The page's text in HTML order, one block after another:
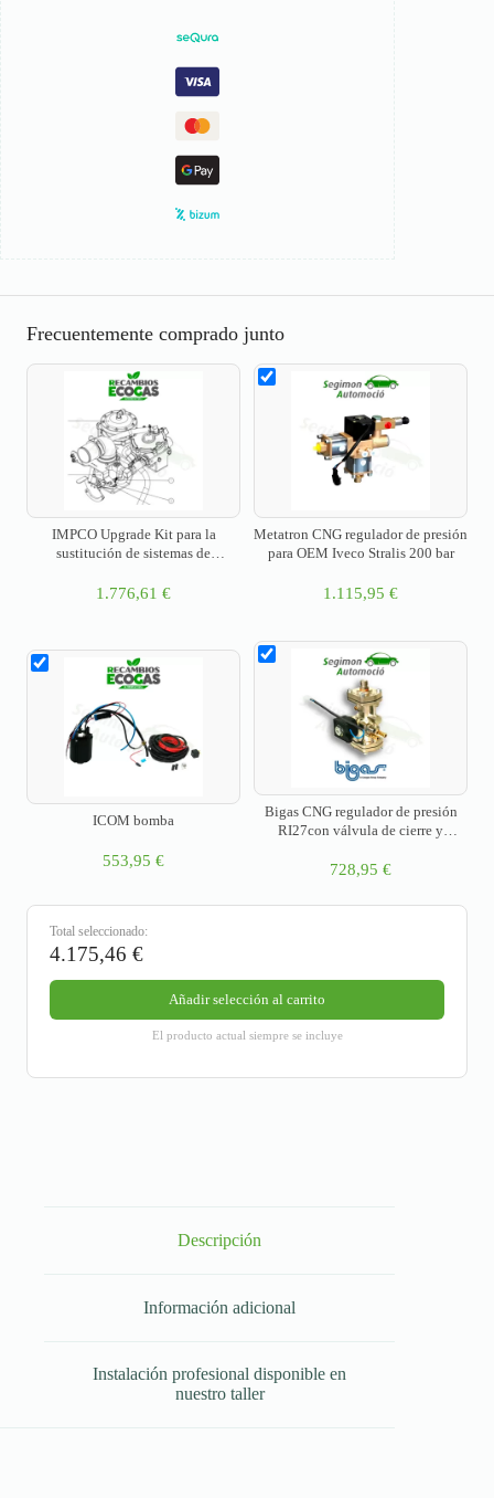
Frecuentemente comprado junto
IMPCO Upgrade Kit para la
sustitución de sistemas de
K21/K25
1.776,61 €
Metatron CNG regulador de presión
para OEM Iveco Stralis 200 bar
1.115,95 €
ICOM bomba
553,95 €
Bigas CNG regulador de presión
RI27con válvula de cierre y
728,95 €
Total seleccionado:
4.175,46 €
Añadir selección al carrito
El producto actual siempre se incluye
Descripción
Información adicional
Instalación profesional disponible en
nuestro taller